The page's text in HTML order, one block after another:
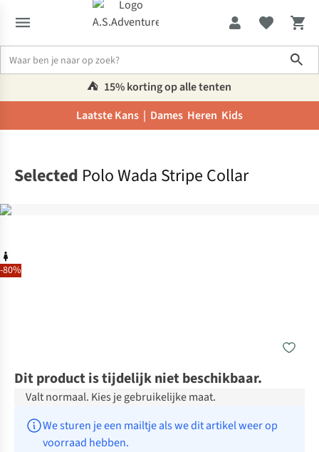
⛺️ 15% korting op alle tenten
Laatste Kans | Dames Heren Kids
-80%
Selected Polo Wada Stripe Collar
Dit product is tijdelijk niet beschikbaar.
Valt normaal. Kies je gebruikelijke maat.
We sturen je een mailtje als we dit artikel weer op
voorraad hebben.